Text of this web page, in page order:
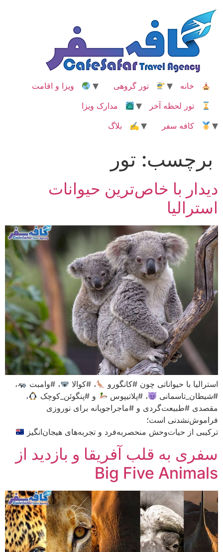
محتوا
خانه تور گروهی
ویزا و اقامت
تور لحظه آخر
مدارک ویزا
کافه سفر
✍ بلاگ
برچسب: تور
دیدار با خاص‌ترین حیوانات
استرالیا
استرالیا با حیواناتی چون #کانگورو ، #کوالا ، #وامبت
،
#شیطان_تاسمانی
، #پلاتیپوس و #پنگوئن_کوچک
،
مقصدی #طبیعت‌گردی و #ماجراجویانه برای نوروزی
فراموش‌نشدنی است؛
ترکیبی از حیات‌وحش منحصربه‌فرد و تجربه‌های هیجان‌انگیز
سفری به قلب آفریقا و بازدید از
Big Five Animals